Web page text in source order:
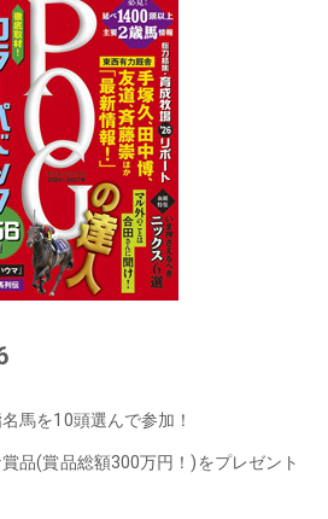
馬を10頭選んで参加！
品(賞品総額300万円！)をプレゼント